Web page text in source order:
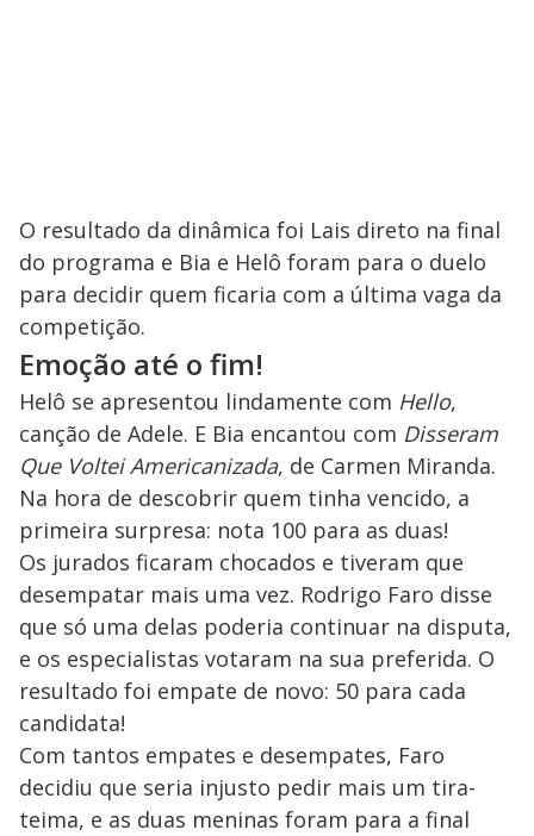
O resultado da dinâmica foi Lais direto na final
do programa e Bia e Helô foram para o duelo
para decidir quem ficaria com a última vaga da
competição.
Emoção até o fim!
Helô se apresentou lindamente com Hello,
canção de Adele. E Bia encantou com Disseram
Que Voltei Americanizada, de Carmen Miranda.
Na hora de descobrir quem tinha vencido, a
primeira surpresa: nota 100 para as duas!
Os jurados ficaram chocados e tiveram que
desempatar mais uma vez. Rodrigo Faro disse
que só uma delas poderia continuar na disputa,
e os especialistas votaram na sua preferida. O
resultado foi empate de novo: 50 para cada
candidata!
Com tantos empates e desempates, Faro
decidiu que seria injusto pedir mais um tira-
teima, e as duas meninas foram para a final